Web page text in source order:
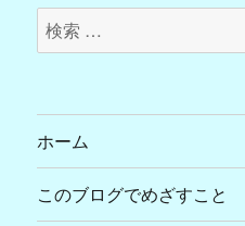
検
索
象:
ホーム
このブログでめざすこと